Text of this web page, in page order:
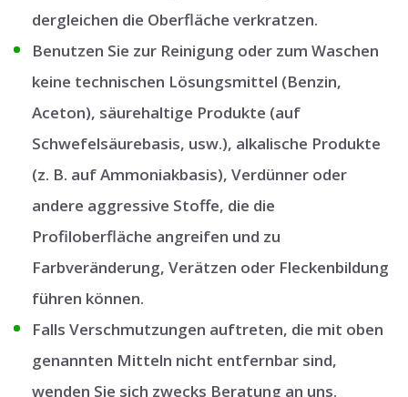
dergleichen die Oberfläche verkratzen.
Benutzen Sie zur Reinigung oder zum Waschen
keine technischen Lösungsmittel (Benzin,
Aceton), säurehaltige Produkte (auf
Schwefelsäurebasis, usw.), alkalische Produkte
(z. B. auf Ammoniakbasis), Verdünner oder
andere aggressive Stoffe, die die
Profiloberfläche angreifen und zu
Farbveränderung, Verätzen oder Fleckenbildung
führen können.
Falls Verschmutzungen auftreten, die mit oben
genannten Mitteln nicht entfernbar sind,
wenden Sie sich zwecks Beratung an uns.